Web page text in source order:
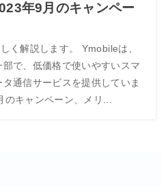
年9月のキャンペー
く解説します。 Ymobileは、
で、低価格で使いやすいスマ
通信サービスを提供していま
キャンペーン、メリ...